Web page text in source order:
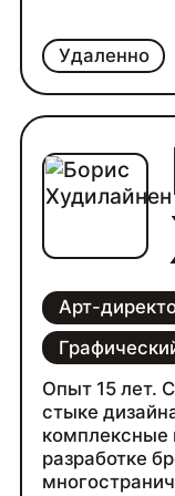
Удаленно
Арт-
Опыт 15 лет.
стыке
комплексные
разработке